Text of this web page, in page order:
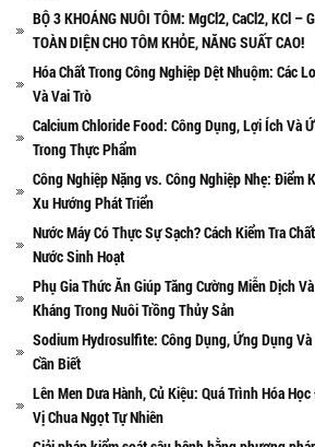
BỘ 3 KHOÁNG NUÔI TÔM: MgCl2, CaCl2, KCl –
TOÀN DIỆN CHO TÔM KHỎE, NĂNG SUẤT CAO!
Hóa Chất Trong Công Nghiệp Dệt Nhuộm: Các
Và Vai Trò
Calcium Chloride Food: Công Dụng, Lợi Ích Và
Trong Thực Phẩm
Công Nghiệp Nặng vs. Công Nghiệp Nhẹ: Điểm
Xu Hướng Phát Triển
Nước Máy Có Thực Sự Sạch? Cách Kiểm Tra
Nước Sinh Hoạt
Phụ Gia Thức Ăn Giúp Tăng Cường Miễn Dịch
Kháng Trong Nuôi Trồng Thủy Sản
Sodium Hydrosulfite: Công Dụng, Ứng Dụng
Cần Biết
Lên Men Dưa Hành, Củ Kiệu: Quá Trình Hóa
Vị Chua Ngọt Tự Nhiên